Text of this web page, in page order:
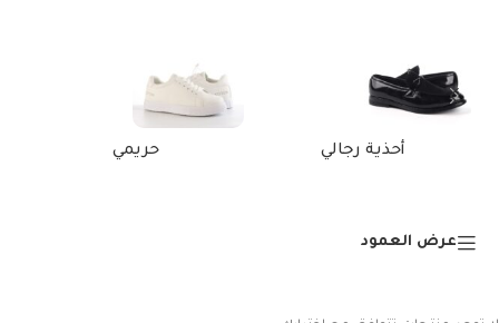
أحذية رجالي حريمي
عرض العمود